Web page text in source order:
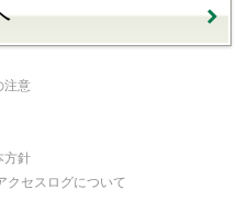
注意
方針
クセスログについて